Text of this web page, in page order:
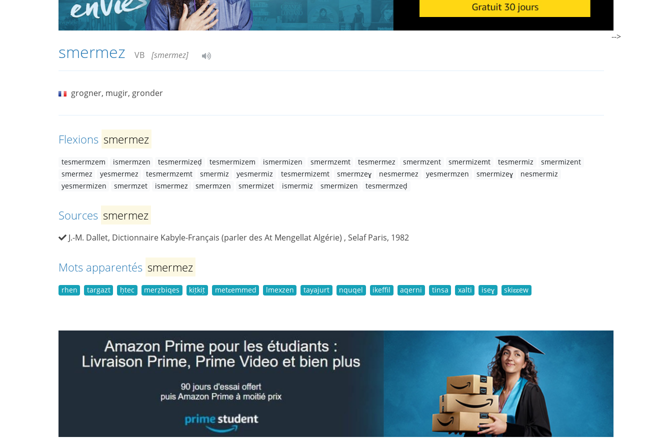
smermez VB [smermez]
grogner, mugir, gronder
Flexions smermez
tesmermzem ismermzen tesmermizeḍ tesmermizem ismermizen smermzemt tesmermez smermzent smermizemt tesmermiz
smermizent
smermez
yesmermez tesmermzemt smermiz yesmermiz tesmermizemt smermzeɣ nesmermez yesmermzen smermizeɣ
nesmermiz
yesmermizen
smermzet ismermez smermzen smermizet ismermiz smermizen tesmermzeḍ
Sources smermez
J.-M. Dallet, Dictionnaire Kabyle-Français (parler des At Mengellat Algérie) , Selaf Paris, 1982
Mots apparentés smermez
rhen targazt ḥtec merẓbiqes kiṭkiṭ metɛemmed lmexzen tayajurt nquqel ikeffil aqerni tinsa xalti iseɣ skiɛɛew
-->